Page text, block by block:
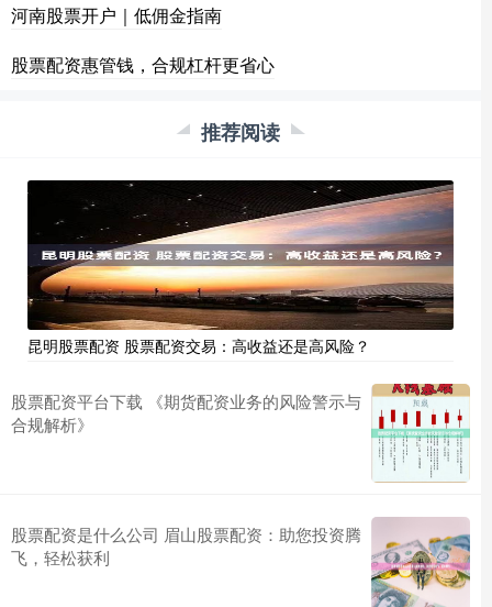
河南股票开户｜低佣金指南
股票配资惠管钱，合规杠杆更省心
推荐阅读
昆明股票配资 股票配资交易：高收益还是高风险？
股票配资平台下载 《期货配资业务的风险警示与
合规解析》
股票配资是什么公司 眉山股票配资：助您投资腾
飞，轻松获利